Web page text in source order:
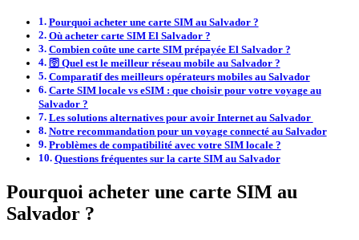
Pourquoi acheter une carte SIM au Salvador ?
Où acheter carte SIM El Salvador ?
Combien coûte une carte SIM prépayée El Salvador ?
🛜 Quel est le meilleur réseau mobile au Salvador ?
Comparatif des meilleurs opérateurs mobiles au Salvador
Carte SIM locale vs eSIM : que choisir pour votre voyage au
Salvador ?
Les solutions alternatives pour avoir Internet au Salvador
Notre recommandation pour un voyage connecté au Salvador
Problèmes de compatibilité avec votre SIM locale ?
Questions fréquentes sur la carte SIM au Salvador
Pourquoi acheter une carte SIM au
Salvador ?